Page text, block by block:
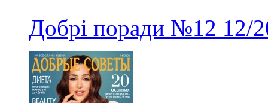
Добрі поради №12 12/